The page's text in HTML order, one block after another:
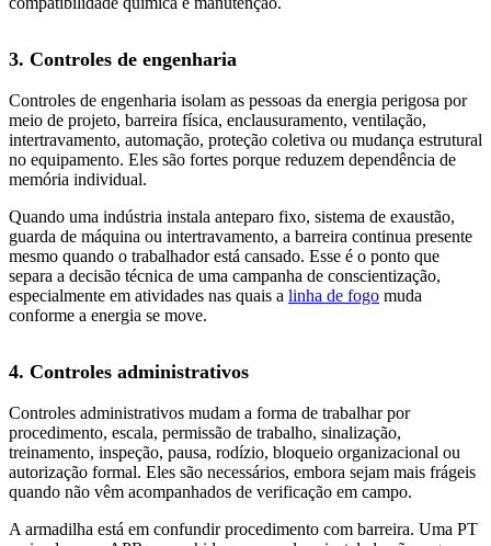
3. Controles de engenharia
Controles de engenharia isolam as pessoas da energia perigosa por
meio de projeto, barreira física, enclausuramento, ventilação,
intertravamento, automação, proteção coletiva ou mudança estrutural
no equipamento. Eles são fortes porque reduzem dependência de
memória individual.
Quando uma indústria instala anteparo fixo, sistema de exaustão,
guarda de máquina ou intertravamento, a barreira continua presente
mesmo quando o trabalhador está cansado. Esse é o ponto que
separa a decisão técnica de uma campanha de conscientização,
especialmente em atividades nas quais a linha de fogo muda
conforme a energia se move.
4. Controles administrativos
Controles administrativos mudam a forma de trabalhar por
procedimento, escala, permissão de trabalho, sinalização,
treinamento, inspeção, pausa, rodízio, bloqueio organizacional ou
autorização formal. Eles são necessários, embora sejam mais frágeis
quando não vêm acompanhados de verificação em campo.
A armadilha está em confundir procedimento com barreira. Uma PT